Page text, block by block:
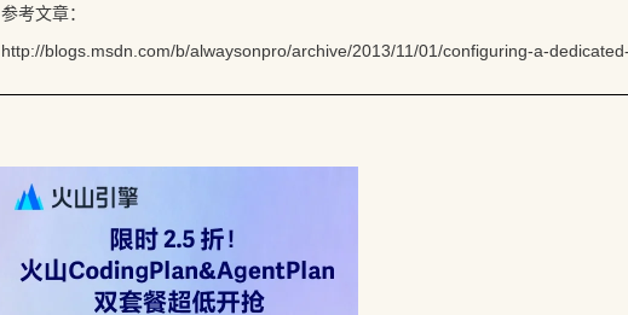
参考文章：
http://blogs.msdn.com/b/alwaysonpro/archive/2013/11/01/configuring-a-